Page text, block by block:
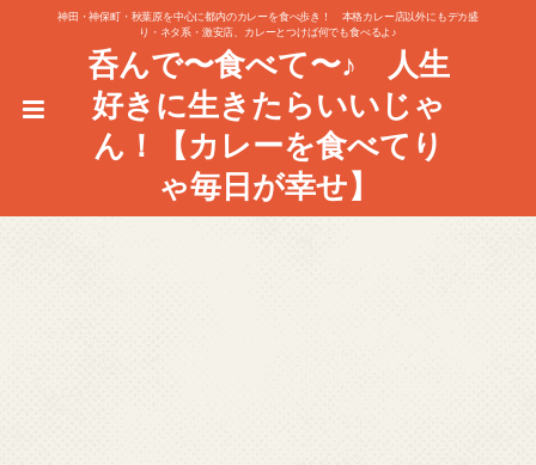
神田・神保町・秋葉原を中心に都内のカレーを食べ歩き！ 本格カレー店以外にもデカ盛
り・ネタ系・激安店、カレーとつけば何でも食べるよ♪
呑んで〜食べて〜♪ 人生
好きに生きたらいいじゃ
ん！【カレーを食べてり
ゃ毎日が幸せ】